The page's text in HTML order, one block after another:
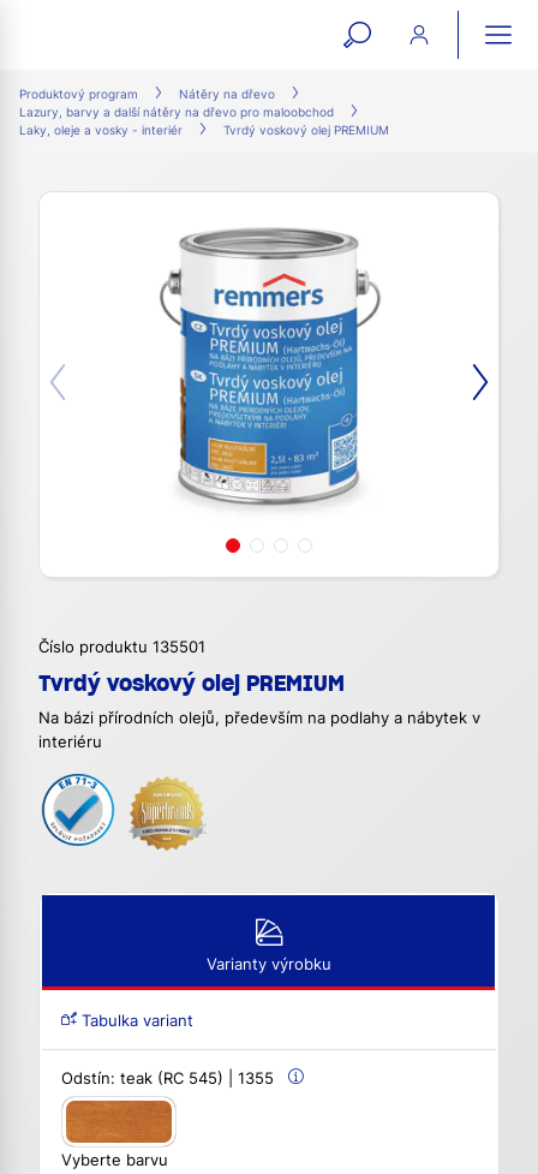
open
form
Produktový program
Nátěry na dřevo
Lazury, barvy a další nátěry na dřevo pro maloobchod
Laky, oleje a vosky - interiér
Tvrdý voskový olej PREMIUM
Číslo produktu 135501
Tvrdý voskový olej PREMIUM
Na bázi přírodních olejů, především na podlahy a nábytek v
interiéru
Varianty výrobku
Tabulka variant
Odstín: teak (RC 545) | 1355
Vyberte barvu